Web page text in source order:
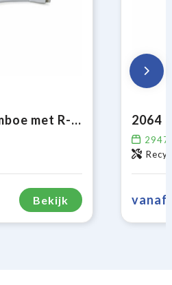
Oplaadkabel bamboe met R-PET
Bekijk vanaf